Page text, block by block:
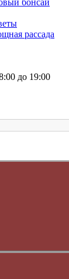
бонсай
рассада
до 19:00